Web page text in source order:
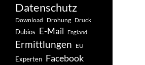
Datenschutz
Download Drohung Druck
Dubios E-Mail England
Ermittlungen EU
Experten Facebook